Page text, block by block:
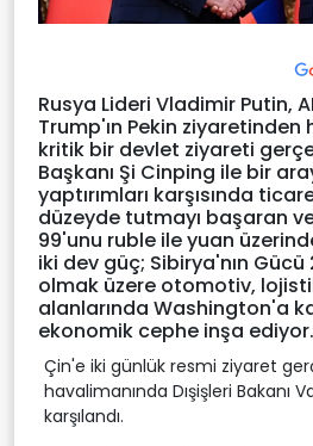
Rusya Lideri Vladimir Putin,
Trump'ın Pekin
kritik bir devlet ziyareti
Başkanı Şi Cinping ile bir
yaptırımları karşısında
düzeyde tutmayı başaran
99'unu ruble ile yuan
iki dev güç; Sibirya'nın
olmak üzere otomotiv,
alanlarında Washington'a
ekonomik cephe inşa ediyor.
Çin'e iki günlük resmi ziyaret
havalimanında Dışişleri Bakanı
karşılandı.